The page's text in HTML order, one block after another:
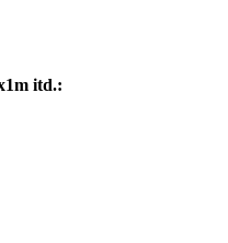
itd.: